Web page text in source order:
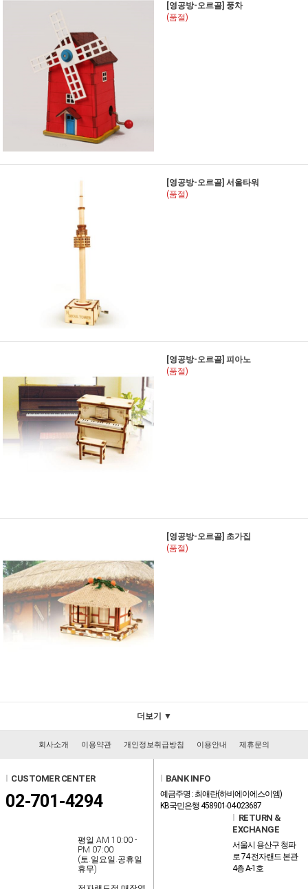
[영공방-오르골] 풍차
(품절)
[영공방-오르골] 서울타워
(품절)
[영공방-오르골] 피아노
(품절)
[영공방-오르골] 초가집
(품절)
더보기 ▼
회사소개 이용약관 개인정보취급방침 이용안내 제휴문의
CUSTOMER CENTER
02-701-4294
평일 AM 10:00 -
PM 07:00
(토.일요일.공휴일
휴무)
BANK INFO
예금주명 : 최애란(하비에이에스이엠)
KB국민은행 458901-04-023687
RETURN &
EXCHANGE
서울시 용산구 청파
로 74 전자랜드 본관
4층 A-1호